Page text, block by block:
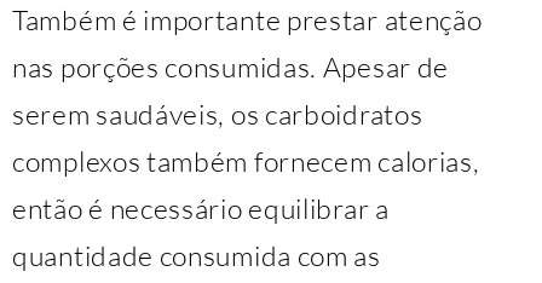
Também é importante prestar atenção
nas porções consumidas. Apesar de
serem saudáveis, os carboidratos
complexos também fornecem calorias,
então é necessário equilibrar a
quantidade consumida com as